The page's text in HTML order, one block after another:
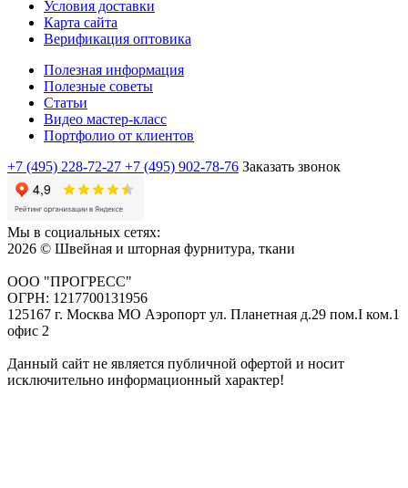
Условия доставки
Карта сайта
Верификация оптовика
Полезная информация
Полезные советы
Статьи
Видео мастер-класс
Портфолио от клиентов
+7 (495) 228-72-27 +7 (495) 902-78-76 Заказать звонок
Мы в социальных сетях:
2026 © Швейная и шторная фурнитура, ткани
ООО "ПРОГРЕСС"
ОГРН: 1217700131956
125167 г. Москва МО Аэропорт ул. Планетная д.29 пом.I ком.1
офис 2
Данный сайт не является публичной офертой и носит
исключительно информационный характер!